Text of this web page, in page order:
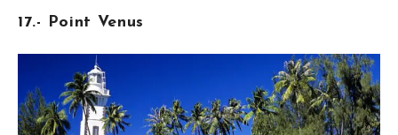
17.- Point Venus